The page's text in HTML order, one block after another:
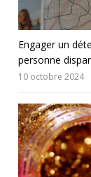
Engager un
personne
10 octobre 2024